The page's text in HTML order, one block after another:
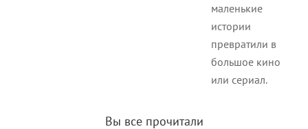
маленькие
истории
превратили в
большое кино
или сериал.
Вы все прочитали